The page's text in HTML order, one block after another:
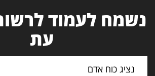
נשמח לעמוד
עת
נציג כוח אדם